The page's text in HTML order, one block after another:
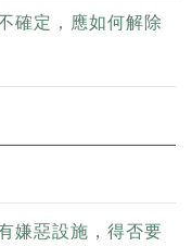
確定，應如何解除
嫌惡設施，得否要